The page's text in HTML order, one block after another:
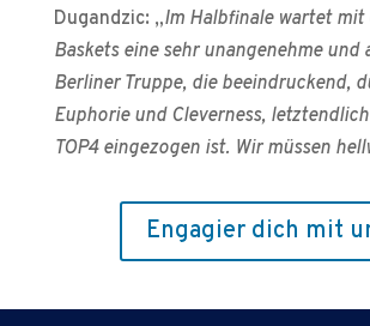
Dugandzic: „Im Halbfinale wartet mit
Baskets eine sehr unangenehme und
Berliner Truppe, die beeindruckend,
Euphorie und Cleverness,
TOP4 eingezogen ist. Wir müssen
Engagier dich mit